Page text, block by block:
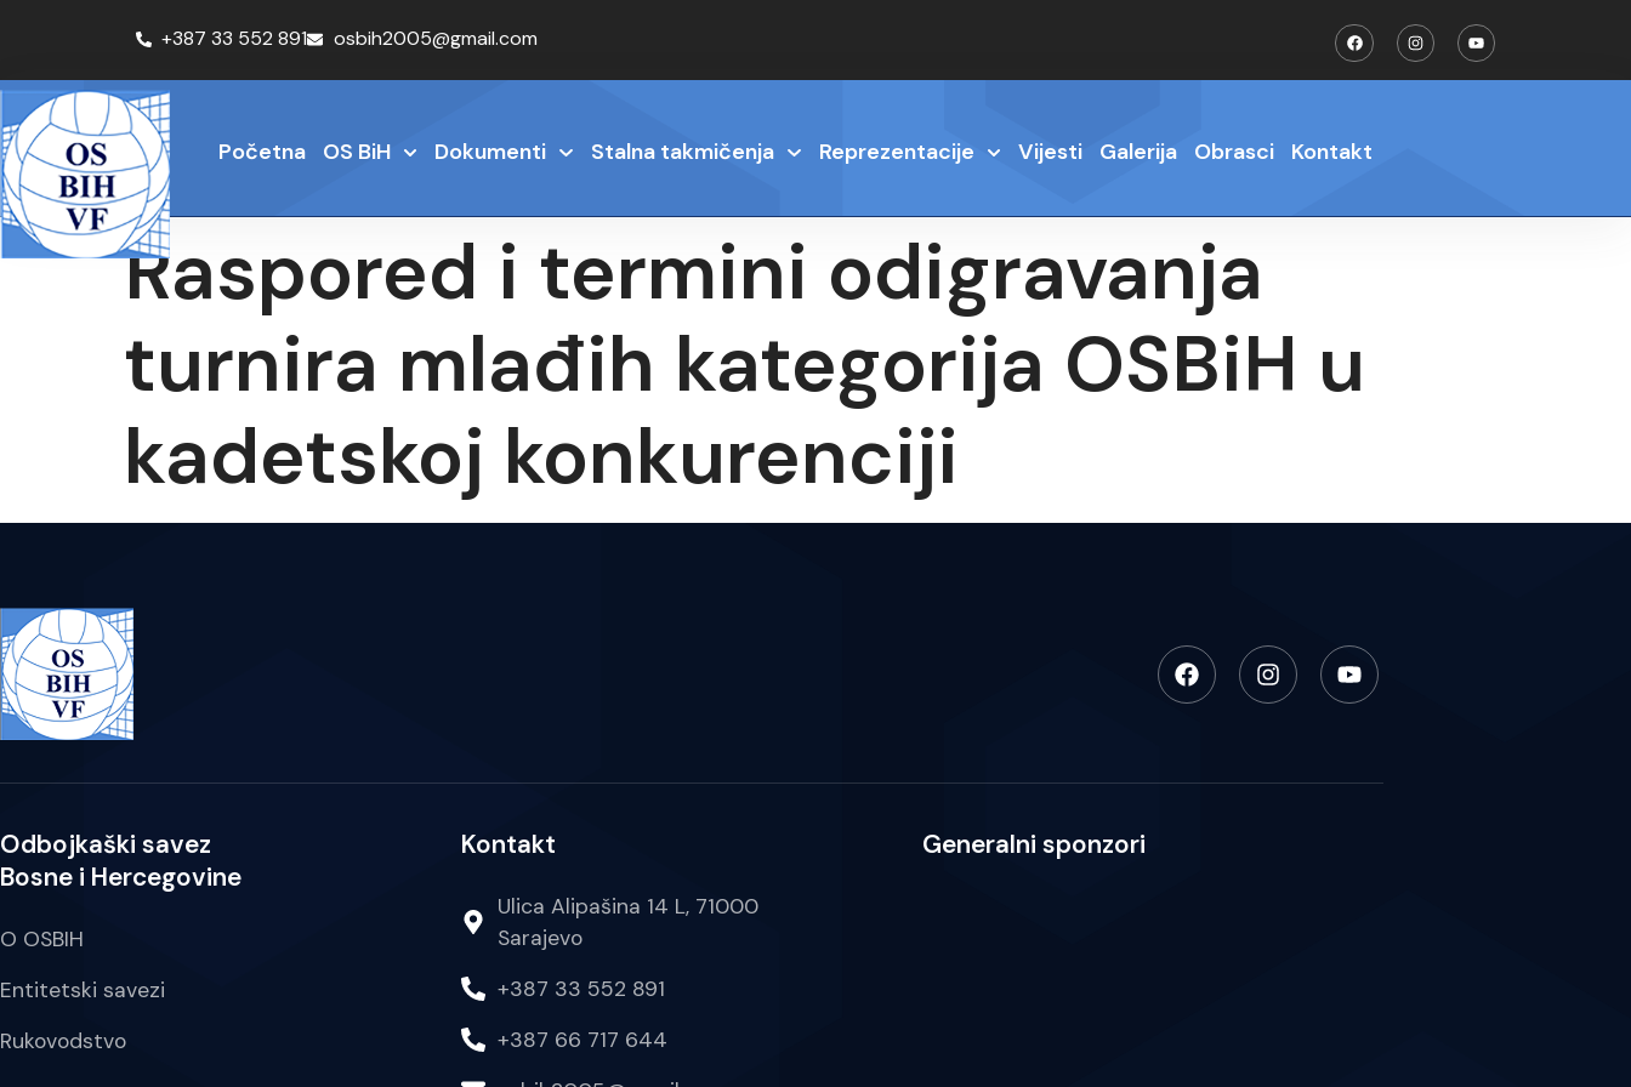
+387 33 552 891 osbih2005@gmail.com
Početna OS BiH Dokumenti Stalna takmičenja Reprezentacije Vijesti Galerija Obrasci Kontakt
Raspored i termini odigravanja
turnira mlađih kategorija OSBiH u
kadetskoj konkurenciji
Odbojkaški savez
Bosne i Hercegovine
O OSBIH
Entitetski savezi
Rukovodstvo
Kontakt
Ulica Alipašina 14 L, 71000
Sarajevo
+387 33 552 891
+387 66 717 644
Generalni sponzori